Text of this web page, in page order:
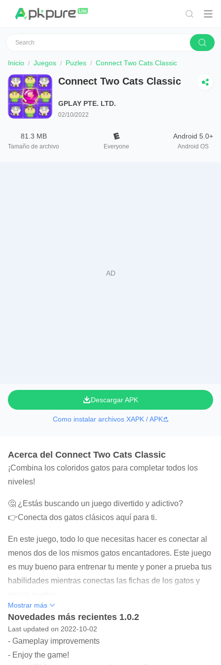
Inicio Juegos Puzles Connect Two Cats Classic
Connect Two Cats Classic
GPLAY PTE. LTD.
02/10/2022
81.3 MB
Tamaño de archivo Everyone
Android 5.0+
Android OS
Descargar APK
Como instalar archivos XAPK / APK
Acerca del Connect Two Cats Classic
¡Combina los coloridos gatos para completar todos los
niveles!
🤔 ¿Estás buscando un juego divertido y adictivo?
👉Conecta dos gatos clásicos aquí para ti.
En este juego, todo lo que necesitas hacer es conectar al
menos dos de los mismos gatos encantadores. Este juego
es muy bueno para entrenar tu mente y poner a prueba tus
habilidades mientras conectas las fichas de los gatos y
📍CÓMO JUGAR Conecta dos gatos clásicos:
★ Observa y busca lindos gatos del mismo color.
★ Vincula 2 o más gatos adyacentes para destruirlos.
★ Usa útiles power-ups para pasar de nivel fácilmente.
Mostrar más
Novedades más recientes 1.0.2
Last updated on 2022-10-02
- Gameplay improvements
- Enjoy the game!